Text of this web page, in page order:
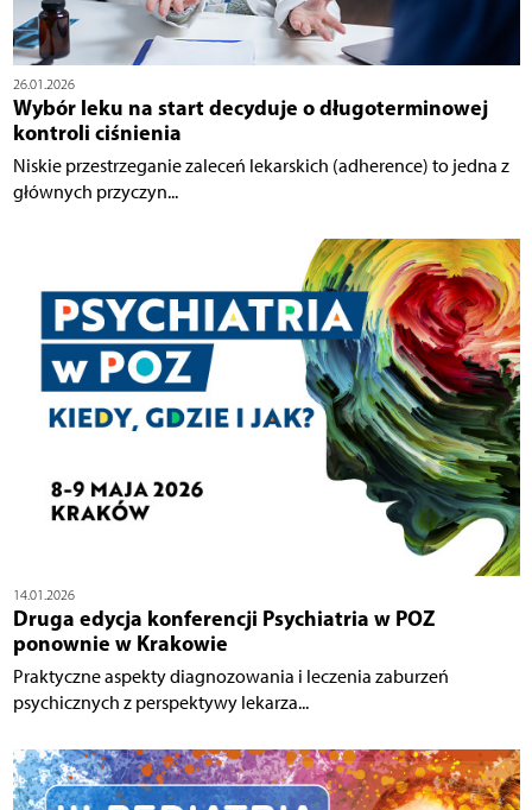
26.01.2026
Wybór leku na start decyduje o długoterminowej
kontroli ciśnienia
Niskie przestrzeganie zaleceń lekarskich (adherence) to jedna z
głównych przyczyn...
14.01.2026
Druga edycja konferencji Psychiatria w POZ
ponownie w Krakowie
Praktyczne aspekty diagnozowania i leczenia zaburzeń
psychicznych z perspektywy lekarza...